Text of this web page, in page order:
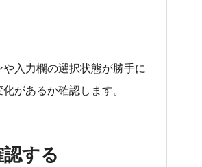
入力欄の選択状態が勝手に
があるか確認します。
する